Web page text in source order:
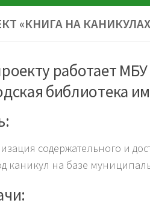
«КНИГА НА
работает
библиотека
содержательного и
каникул на базе